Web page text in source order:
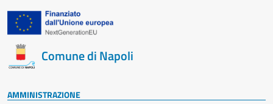
Comune di Napoli
AMMINISTRAZIONE